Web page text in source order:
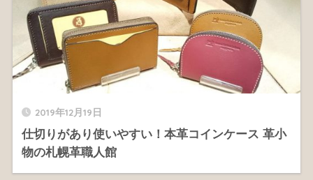
2019年12月19日
仕切りがあり使いやすい！本革コインケース 革小
物の札幌革職人館